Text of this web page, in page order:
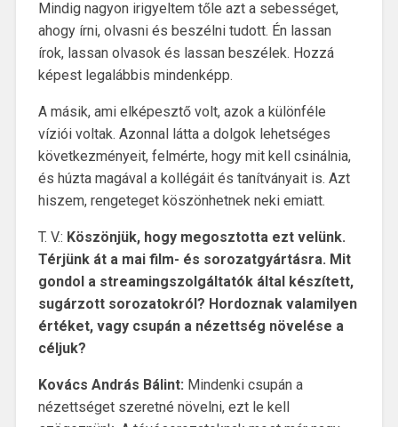
Mindig nagyon irigyeltem tőle azt a sebességet,
ahogy írni, olvasni és beszélni tudott. Én lassan
írok, lassan olvasok és lassan beszélek. Hozzá
képest legalábbis mindenképp.
A másik, ami elképesztő volt, azok a különféle
víziói voltak. Azonnal látta a dolgok lehetséges
következményeit, felmérte, hogy mit kell csinálnia,
és húzta magával a kollégáit és tanítványait is. Azt
hiszem, rengeteget köszönhetnek neki emiatt.
T. V.: Köszönjük, hogy megosztotta ezt velünk.
Térjünk át a mai film- és sorozatgyártásra. Mit
gondol a streamingszolgáltatók által készített,
sugárzott sorozatokról? Hordoznak valamilyen
értéket, vagy csupán a nézettség növelése a
céljuk?
Kovács András Bálint: Mindenki csupán a
nézettséget szeretné növelni, ezt le kell